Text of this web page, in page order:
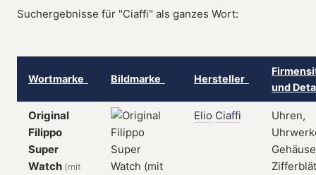
Suchergebnisse für "Ciaffi" als ganzes Wort:
Wortmarke Bildmarke Hersteller
und
Original
Filippo
Super
Watch (mit
Elio Ciaffi
Uhren,